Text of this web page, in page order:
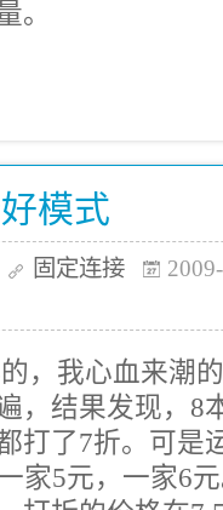
。
模式
固定连接
，我心血来潮
，结果发现，8
打了7折。可是
家5元，一家6